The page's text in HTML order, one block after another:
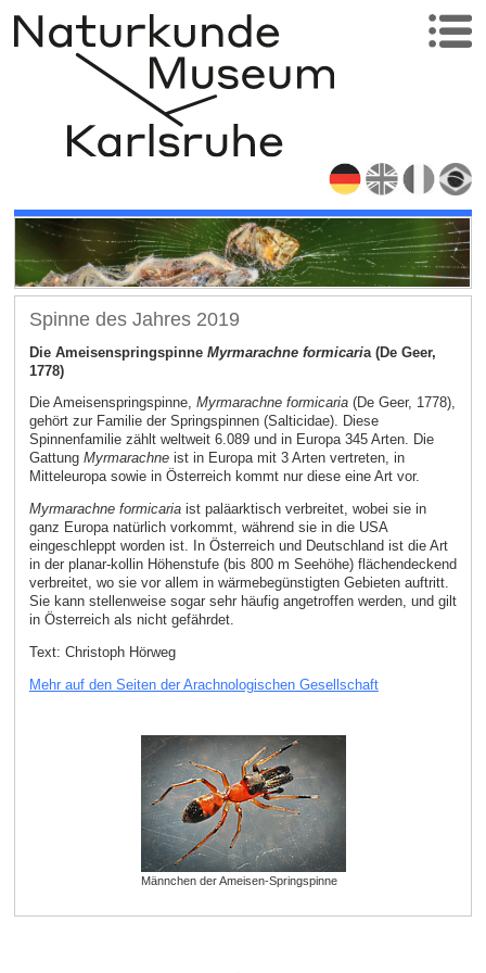
Spinne des Jahres 2019
Die Ameisenspringspinne Myrmarachne formicaria (De Geer,
1778)
Die Ameisenspringspinne, Myrmarachne formicaria(De Geer, 1778),
gehört zur Familie der Springspinnen (Salticidae). Diese
Spinnenfamilie zählt weltweit 6.089 und in Europa 345 Arten. Die
Gattung Myrmarachne ist in Europa mit 3 Arten vertreten, in
Mitteleuropa sowie in Österreich kommt nur diese eine Art vor.
Myrmarachne formicariaist paläarktisch verbreitet, wobei sie in
ganz Europa natürlich vorkommt, während sie in die USA
eingeschleppt worden ist. In Österreich und Deutschland ist die Art
in der planar-kollin Höhenstufe (bis 800 m Seehöhe) flächendeckend
verbreitet, wo sie vor allem in wärmebegünstigten Gebieten auftritt.
Sie kann stellenweise sogar sehr häufig angetroffen werden, und gilt
in Österreich als nicht gefährdet.
Text: Christoph Hörweg
Mehr auf den Seiten der Arachnologischen Gesellschaft
Männchen der Ameisen-Springspinne